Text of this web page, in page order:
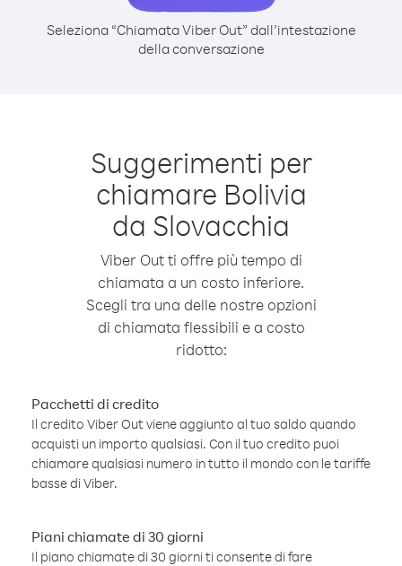
Seleziona “Chiamata Viber Out” dall’intestazione
della conversazione
Suggerimenti per
chiamare Bolivia
da Slovacchia
Viber Out ti offre più tempo di
chiamata a un costo inferiore.
Scegli tra una delle nostre opzioni
di chiamata flessibili e a costo
ridotto:
Pacchetti di credito
Il credito Viber Out viene aggiunto al tuo saldo quando
acquisti un importo qualsiasi. Con il tuo credito puoi
chiamare qualsiasi numero in tutto il mondo con le tariffe
basse di Viber.
Piani chiamate di 30 giorni
Il piano chiamate di 30 giorni ti consente di fare